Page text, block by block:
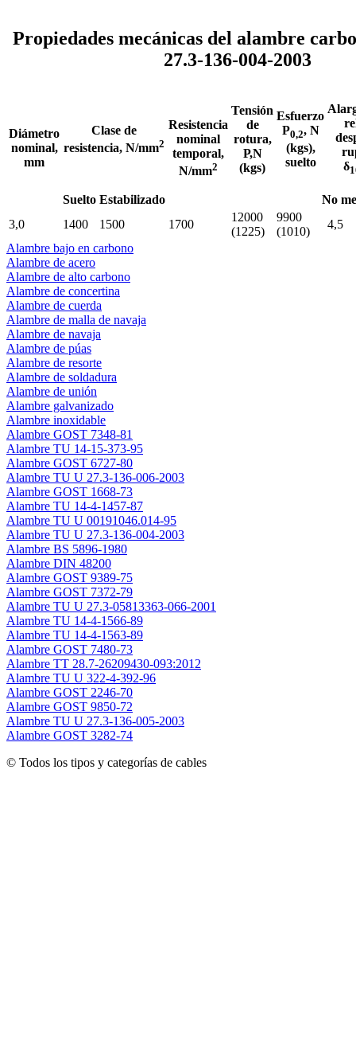
Propiedades mecánicas del alambre
27.3-136-004-2003
Diámetro
nominal,
mm
Clase de
resistencia, N/mm2
Resistencia
nominal
temporal,
N/mm2
Tensión
de
rotura,
Р,N
(kgs)
Esfuerzo
Р0,2, N
(kgs),
suelto
δ
Suelto Estabilizado
No
3,0
1400 1500 1700
12000
(1225)
9900
(1010)
4,5
Alambre bajo en carbono
Alambre de acero
Alambre de alto carbono
Alambre de concertina
Alambre de cuerda
Alambre de malla de navaja
Alambre de navaja
Alambre de púas
Alambre de resorte
Alambre de soldadura
Alambre de unión
Alambre galvanizado
Alambre inoxidable
Alambre GOST 7348-81
Alambre TU 14-15-373-95
Alambre GOST 6727-80
Alambre TU U 27.3-136-006-2003
Alambre GOST 1668-73
Alambre TU 14-4-1457-87
Alambre TU U 00191046.014-95
Alambre TU U 27.3-136-004-2003
Alambre ВS 5896-1980
Alambre DIN 48200
Alambre GOST 9389-75
Alambre GOST 7372-79
Alambre TU U 27.3-05813363-066-2001
Alambre TU 14-4-1566-89
Alambre TU 14-4-1563-89
Alambre GOST 7480-73
Alambre ТТ 28.7-26209430-093:2012
Alambre TU U 322-4-392-96
Alambre GOST 2246-70
Alambre GOST 9850-72
Alambre TU U 27.3-136-005-2003
Alambre GOST 3282-74
© Todos los tipos y categorías de cables